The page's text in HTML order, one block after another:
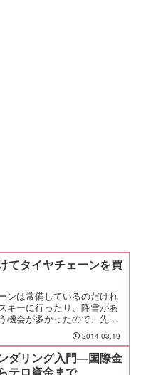
てタイヤチェーンを買
ンは常備しているのだけれ
キーに行ったり、降雪があ
機会が多かったので、先日
ついに切れてしまった。も
ないだろうけど、来年に向
イヤチェーンを買っておく
降ったらすぐ...
2014.03.19
ダリング入門―国際金